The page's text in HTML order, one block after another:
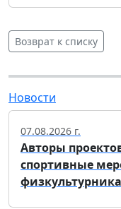
Возврат к списку
Новости
07.08.2026 г.
Авторы
спортивные
физкультурника